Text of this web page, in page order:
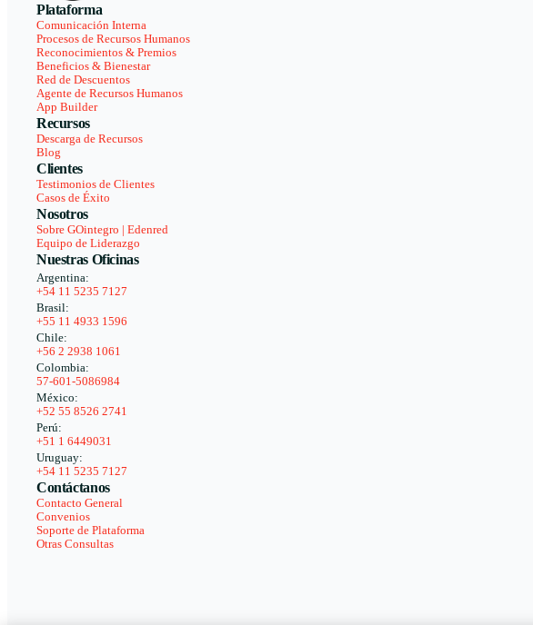
Plataforma
Comunicación Interna
Procesos de Recursos Humanos
Reconocimientos & Premios
Beneficios & Bienestar
Red de Descuentos
Agente de Recursos Humanos
App Builder
Recursos
Descarga de Recursos
Blog
Clientes
Testimonios de Clientes
Casos de Éxito
Nosotros
Sobre GOintegro | Edenred
Equipo de Liderazgo
Nuestras Oficinas
Argentina:
+54 11 5235 7127
Brasil:
+55 11 4933 1596
Chile:
+56 2 2938 1061
Colombia:
57-601-5086984
México:
+52 55 8526 2741
Perú:
+51 1 6449031
Uruguay:
+54 11 5235 7127
Contáctanos
Contacto General
Convenios
Soporte de Plataforma
Otras Consultas